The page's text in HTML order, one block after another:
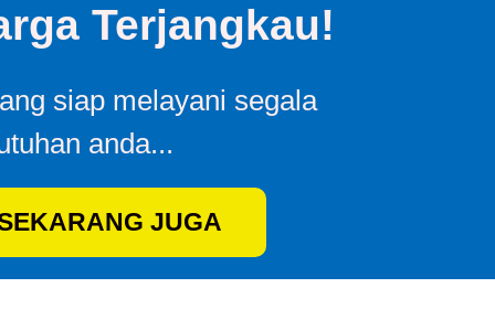
Terjangkau!
siap melayani segala
anda...
JUGA